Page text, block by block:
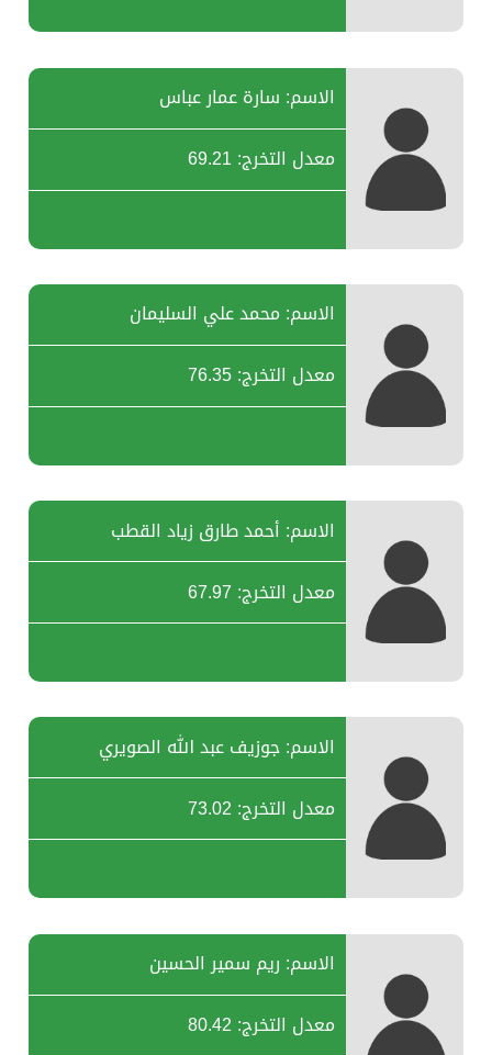
الاسم: سارة عمار عباس
معدل التخرج: 69.21
الاسم: محمد علي السليمان
معدل التخرج: 76.35
الاسم: أحمد طارق زياد القطب
معدل التخرج: 67.97
الاسم: جوزيف عبد الله الصويري
معدل التخرج: 73.02
الاسم: ريم سمير الحسين
معدل التخرج: 80.42